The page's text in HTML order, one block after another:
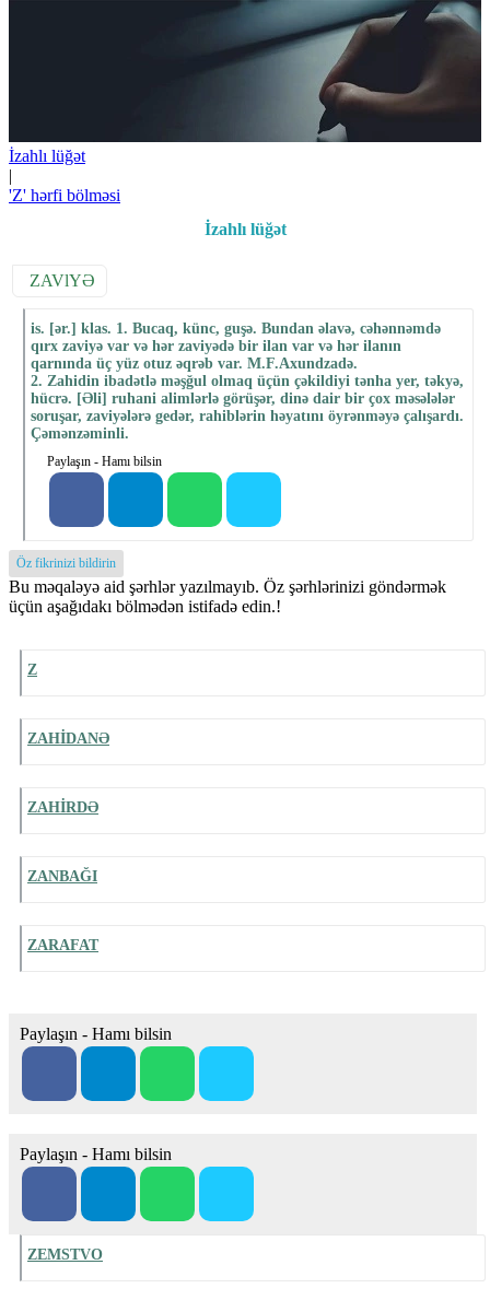
İzahlı lüğət
|
'Z' hərfi bölməsi
İzahlı lüğət
ZAVlYƏ
is. [ər.] klas. 1. Bucaq, künc, guşə. Bundan əlavə, cəhənnəmdə
qırx zaviyə var və hər zaviyədə bir ilan var və hər ilanın
qarnında üç yüz otuz əqrəb var. M.F.Axundzadə.
2. Zahidin ibadətlə məşğul olmaq üçün çəkildiyi tənha yer, təkyə,
hücrə. [Əli] ruhani alimlərlə görüşər, dinə dair bir çox məsələlər
soruşar, zaviyələrə gedər, rahiblərin həyatını öyrənməyə çalışardı.
Çəmənzəminli.
Paylaşın - Hamı bilsin
Öz fikrinizi bildirin
Bu məqaləyə aid şərhlər yazılmayıb. Öz şərhlərinizi göndərmək
üçün aşağıdakı bölmədən istifadə edin.!
Z
ZAHİDANƏ
ZAHİRDƏ
ZANBAĞI
ZARAFAT
Paylaşın - Hamı bilsin
Paylaşın - Hamı bilsin
ZEMSTVO